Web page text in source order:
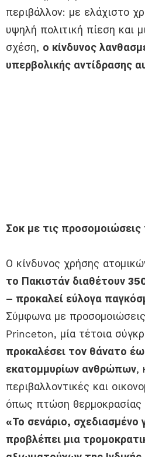
περιβάλλον: με ελάχιστο
υψηλή πολιτική πίεση και
σχέση, ο κίνδυνος
υπερβολικής αντίδρασης
Σοκ με τις
Ο κίνδυνος χρήσης
το Πακιστάν διαθέτουν
– προκαλεί εύλογα
Σύμφωνα με
Princeton, μία τέτοια
προκαλέσει τον θάνατο
εκατομμυρίων ανθρώπων,
περιβαλλοντικές και
όπως πτώση θερμοκρασίας
«Το σενάριο, σχεδιασμένο
προβλέπει μια